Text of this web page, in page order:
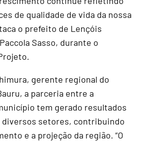
de qualidade de vida da nossa
o prefeito de Lençóis
Sasso, durante o
gerente regional do
a parceria entre a
tem gerado resultados
diversos setores, contribuindo
e a projeção da região. “O